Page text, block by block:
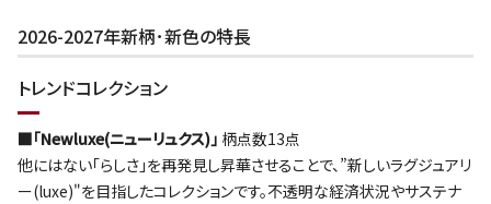
2026-2027年新柄･新色の特長
トレンドコレクション
■｢Newluxe(ニューリュクス)｣ 柄点数13点
他にはない｢らしさ｣を再発見し昇華させることで、”新しいラグジュアリ
ー(luxe)"を目指したコレクションです。不透明な経済状況やサステナ